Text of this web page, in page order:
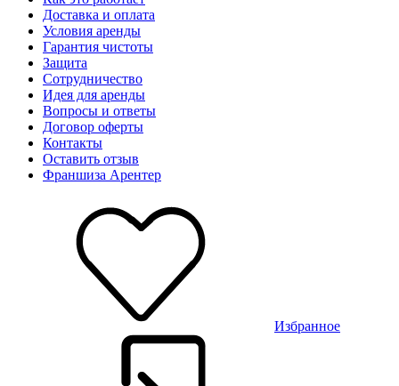
Доставка и оплата
Условия аренды
Гарантия чистоты
Защита
Сотрудничество
Идея для аренды
Вопросы и ответы
Договор оферты
Контакты
Оставить отзыв
Франшиза Арентер
Избранное